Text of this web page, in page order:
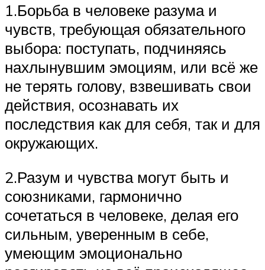
1.Борьба в человеке разума и
чувств, требующая обязательного
выбора: поступать, подчиняясь
нахлынувшим эмоциям, или всё же
не терять голову, взвешивать свои
действия, осознавать их
последствия как для себя, так и для
окружающих.
2.Разум и чувства могут быть и
союзниками, гармонично
сочетаться в человеке, делая его
сильным, уверенным в себе,
умеющим эмоционально